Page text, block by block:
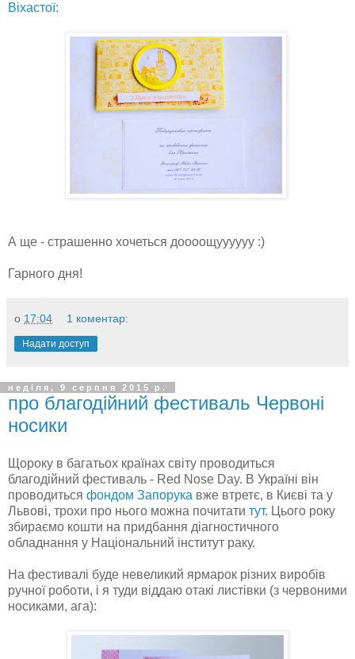
Віхастої:
А ще - страшенно хочеться доооощуууууу :)
Гарного дня!
о 17:04 1 коментар:
Надати доступ
неділя, 9 серпня 2015 р.
про благодійний фестиваль Червоні
носики
Щороку в багатьох країнах світу проводиться
благодійний фестиваль - Red Nose Day. В Україні він
проводиться фондом Запорука вже втретє, в Києві та у
Львові, трохи про нього можна почитати тут. Цього року
збираємо кошти на придбання діагностичного
обладнання у Національний інститут раку.
На фестивалі буде невеликий ярмарок різних виробів
ручної роботи, і я туди віддаю отакі листівки (з червоними
носиками, ага):